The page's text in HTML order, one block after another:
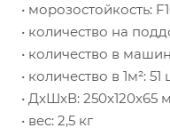
• морозостойкость:
• количество на
• количество в
• количество в 1м²: 51
• ДxШxВ: 250x120x65
• вес: 2,5 кг